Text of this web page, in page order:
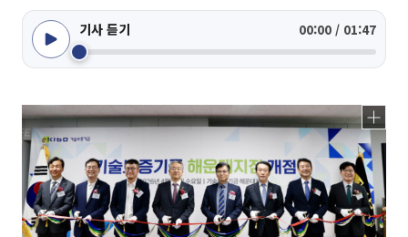
기사 듣기 00:00 / 01:47